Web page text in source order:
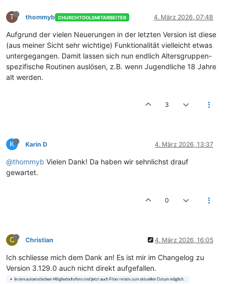
T thommyb CHURCHTOOLSMITARBEITER 4. März 2026, 07:48
Aufgrund der vielen Neuerungen in der letzten Version ist diese
(aus meiner Sicht sehr wichtige) Funktionalität vielleicht etwas
untergegangen. Damit lassen sich nun endlich Altersgruppen-
spezifische Routinen auslösen, z.B. wenn Jugendliche 18 Jahre
alt werden.
3
K Karin D 4. März 2026, 13:37
@thommyb Vielen Dank! Da haben wir sehnlichst drauf
gewartet.
0
C Christian 4. März 2026, 16:05
Ich schliesse mich dem Dank an! Es ist mir im Changelog zu
Version 3.129.0 auch nicht direkt aufgefallen.